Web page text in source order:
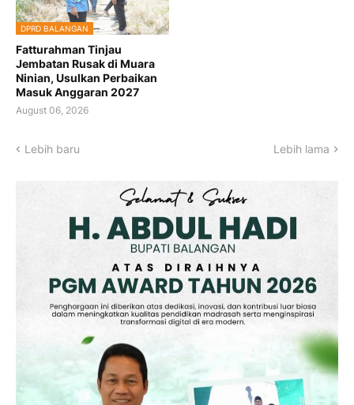
DPRD BALANGAN
Fatturahman Tinjau
Jembatan Rusak di Muara
Ninian, Usulkan Perbaikan
Masuk Anggaran 2027
August 06, 2026
Lebih baru Lebih lama